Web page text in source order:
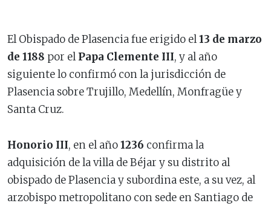
El Obispado de Plasencia fue erigido el13 de marzo
de 1188 por elPapa Clemente III, y al año
siguiente lo confirmó con la jurisdicción de
Plasencia sobre Trujillo, Medellín, Monfragüe y
Santa Cruz.
Honorio III, en el año1236 confirma la
adquisición de la villa de Béjar y su distrito al
obispado de Plasencia y subordina este, a su vez, al
arzobispo metropolitano con sede en Santiago de